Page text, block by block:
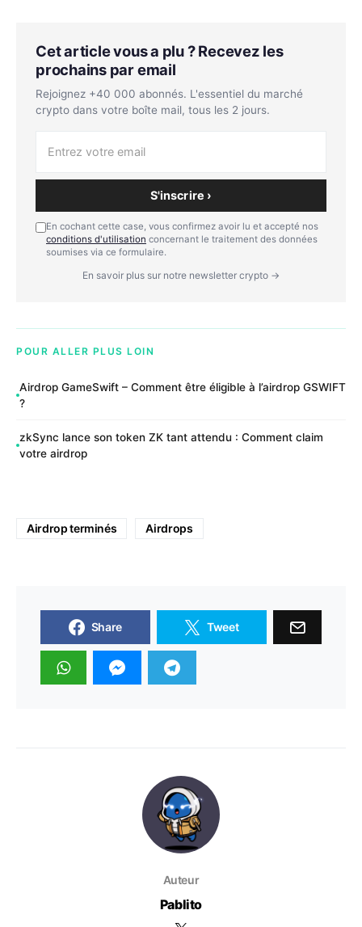
Cet article vous a plu ? Recevez les
prochains par email
Rejoignez +40 000 abonnés. L'essentiel du marché
crypto dans votre boîte mail, tous les 2 jours.
S'inscrire ›
En cochant cette case, vous confirmez avoir lu et accepté nos
conditions d'utilisation concernant le traitement des données
soumises via ce formulaire.
En savoir plus sur notre newsletter crypto →
POUR ALLER PLUS LOIN
Airdrop GameSwift – Comment être éligible à l’airdrop GSWIFT
?
zkSync lance son token ZK tant attendu : Comment claim
votre airdrop
Airdrop terminés Airdrops
Share Tweet
Auteur
Pablito